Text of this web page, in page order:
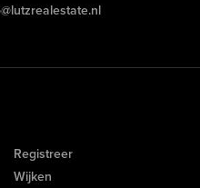
Registreer
Wijken